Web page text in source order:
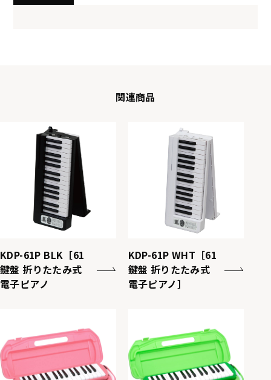
関連商品
KDP-61P BLK［61
鍵盤 折りたたみ式
電子ピアノ
KDP-61P WHT［61
鍵盤 折りたたみ式
電子ピアノ］